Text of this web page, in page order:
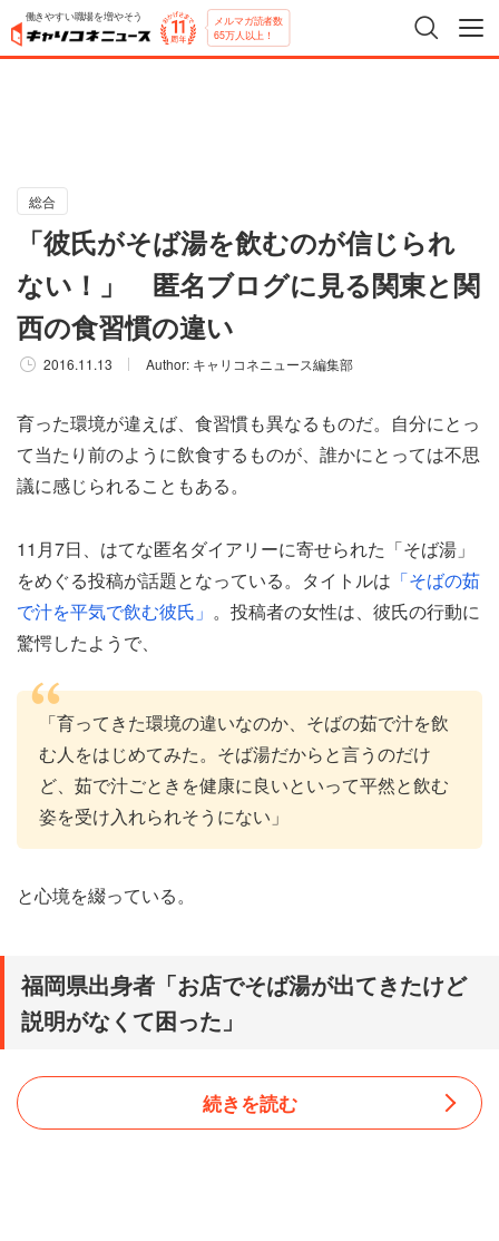
働きやすい職場を増やそう メルマガ読者数
65万人以上！
総合
「彼氏がそば湯を飲むのが信じられ
ない！」 匿名ブログに見る関東と関
西の食習慣の違い
2016.11.13 Author: キャリコネニュース編集部
育った環境が違えば、食習慣も異なるものだ。自分にとっ
て当たり前のように飲食するものが、誰かにとっては不思
議に感じられることもある。
11月7日、はてな匿名ダイアリーに寄せられた「そば湯」
をめぐる投稿が話題となっている。タイトルは 「そばの茹
で汁を平気で飲む彼氏」 。投稿者の女性は、彼氏の行動に
驚愕したようで、
「育ってきた環境の違いなのか、そばの茹で汁を飲
む人をはじめてみた。そば湯だからと言うのだけ
ど、茹で汁ごときを健康に良いといって平然と飲む
姿を受け入れられそうにない」
と心境を綴っている。
福岡県出身者「お店でそば湯が出てきたけど
説明がなくて困った」
続きを読む